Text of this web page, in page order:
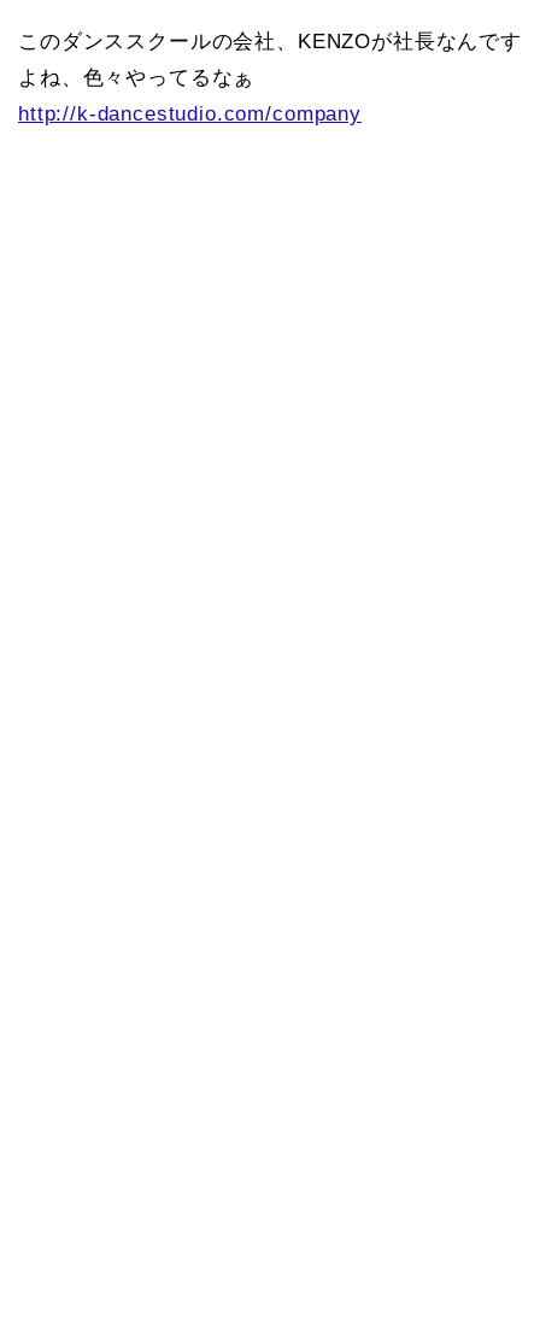
このダンススクールの会社、KENZOが社長なんです
よね、色々やってるなぁ
http://k-dancestudio.com/company